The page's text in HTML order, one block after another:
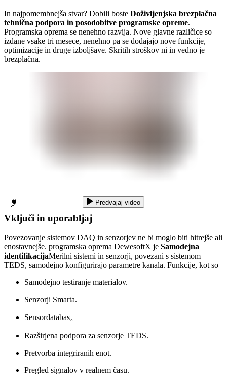
In najpomembnejša stvar? Dobili boste Doživljenjska brezplačna
tehnična podpora in posodobitve programske opreme.
Programska oprema se nenehno razvija. Nove glavne različice so
izdane vsake tri mesece, nenehno pa se dodajajo nove funkcije,
optimizacije in druge izboljšave. Skritih stroškov ni in vedno je
brezplačna.
Predvajaj video
Vključi in uporabljaj
Povezovanje sistemov DAQ in senzorjev ne bi moglo biti hitrejše ali
enostavnejše. programska oprema DewesoftX je Samodejna
identifikacijaMerilni sistemi in senzorji, povezani s sistemom
TEDS, samodejno konfigurirajo parametre kanala. Funkcije, kot so
Samodejno testiranje materialov.
Senzorji Smarta.
Sensordatabas。
Razširjena podpora za senzorje TEDS.
Pretvorba integriranih enot.
Pregled signalov v realnem času.